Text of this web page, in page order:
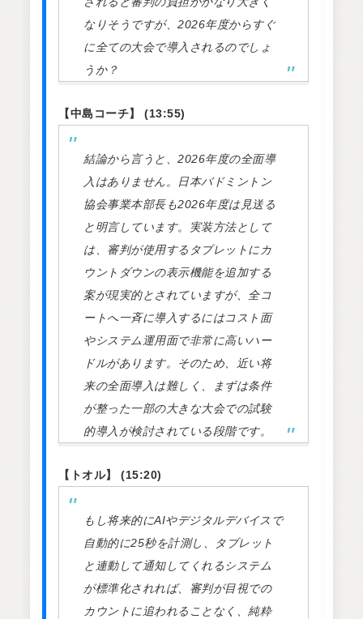
なりそうですが、2026年度からすぐ
に全ての大会で導入されるのでしょ
うか？
【中島コーチ】 (13:55)
結論から言うと、2026年度の全面導
入はありません。日本バドミントン
協会事業本部長も2026年度は見送る
と明言しています。実装方法として
は、審判が使用するタブレットにカ
ウントダウンの表示機能を追加する
案が現実的とされていますが、全コ
ートへ一斉に導入するにはコスト面
やシステム運用面で非常に高いハー
ドルがあります。そのため、近い将
来の全面導入は難しく、まずは条件
が整った一部の大きな大会での試験
的導入が検討されている段階です。
【トオル】 (15:20)
もし将来的にAIやデジタルデバイスで
自動的に25秒を計測し、タブレット
と連動して通知してくれるシステム
が標準化されれば、審判が目視での
カウントに追われることなく、純粋